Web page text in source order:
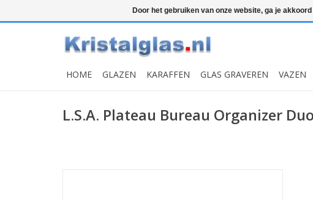
Snelle levering Graveren
HOME GLAZEN KARAFFEN GLAS GRAVEREN VAZEN
L.S.A. Plateau Bureau Organizer
Door het gebruiken van onze website, ga je